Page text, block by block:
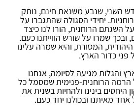
השני, שנבע משנאת חינם, נותק
יחידי הסגולה שהתגברו על
השגתם הרוחנית, הורו לנו כיצד
ובכך שמרו על שורש הווייתנו כעם.
המסורת, והיא שמרה עלינו
פני כדור הארץ.
והגלות מגיעה לסיומה, אנחנו
הרמה הרוחנית-פנימית שמסמל כל
בינינו ולהחיות בשנית את
מאיתנו ובכולנו יחד כעם.